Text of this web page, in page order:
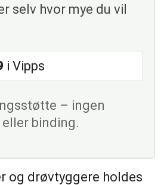
selv hvor mye du vil
i Vipps
– ingen
binding.
og drøvtyggere holdes